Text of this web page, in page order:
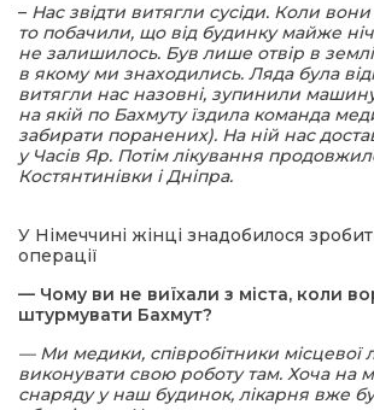
– Нас звідти витягли сусіди. Коли
то побачили, що від будинку майже
не залишилось. Був лише отвір в
в якому ми знаходились. Ляда була
витягли нас назовні, зупинили
на якій по Бахмуту їздила команда
забирати поранених). На ній нас
у Часів Яр. Потім лікування
Костянтинівки і Дніпра.
У Німеччині жінці знадобилося
операції
— Чому ви не виїхали з міста, коли
штурмувати Бахмут?
— Ми медики, співробітники місцевої
виконувати свою роботу там. Хоча на
снаряду у наш будинок, лікарня вже